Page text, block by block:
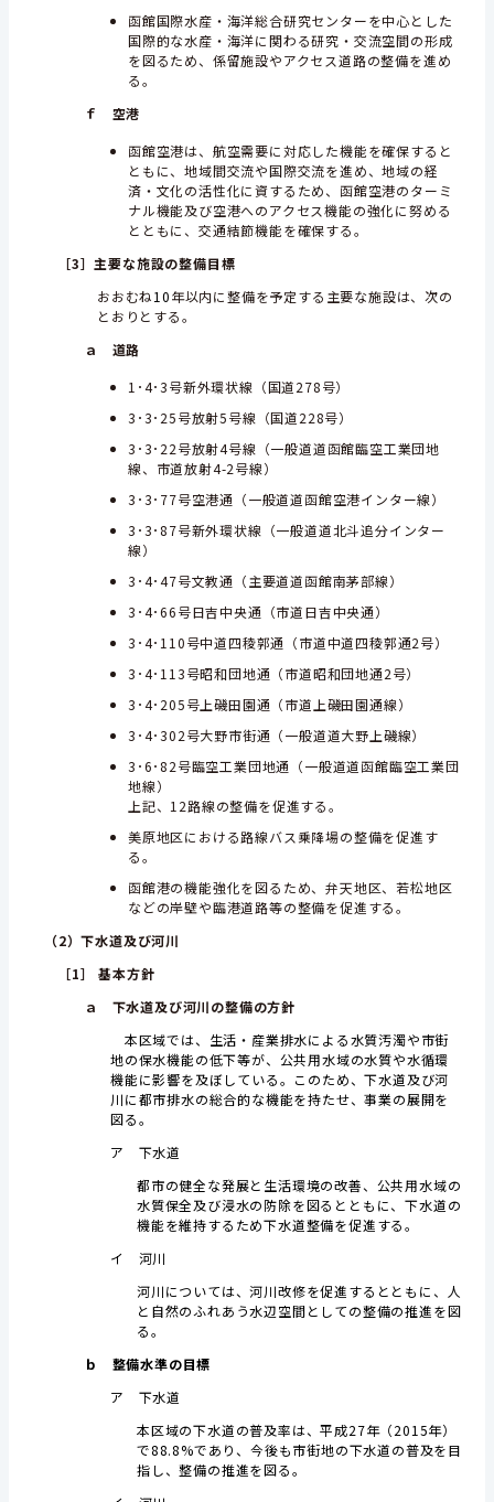
函館国際水産・海洋総合研究センターを中心とした
国際的な水産・海洋に関わる研究・交流空間の形成
を図るため、係留施設やアクセス道路の整備を進め
る。
ｆ 空港
函館空港は、航空需要に対応した機能を確保すると
ともに、地域間交流や国際交流を進め、地域の経
済・文化の活性化に資するため、函館空港のターミ
ナル機能及び空港へのアクセス機能の強化に努める
とともに、交通結節機能を確保する。
［3］ 主要な施設の整備目標
おおむね10年以内に整備を予定する主要な施設は、次の
とおりとする。
ａ 道路
1･4･3号新外環状線（国道278号）
3･3･25号放射5号線（国道228号）
3･3･22号放射4号線（一般道道函館臨空工業団地
線、市道放射4-2号線）
3･3･77号空港通（一般道道函館空港インター線）
3･3･87号新外環状線（一般道道北斗追分インター
線）
3･4･47号文教通（主要道道函館南茅部線）
3･4･66号日吉中央通（市道日吉中央通）
3･4･110号中道四稜郭通（市道中道四稜郭通2号）
3･4･113号昭和団地通（市道昭和団地通2号）
3･4･205号上磯田園通（市道上磯田園通線）
3･4･302号大野市街通（一般道道大野上磯線）
3･6･82号臨空工業団地通（一般道道函館臨空工業団
地線）
上記、12路線の整備を促進する。
美原地区における路線バス乗降場の整備を促進す
る。
函館港の機能強化を図るため、弁天地区、若松地区
などの岸壁や臨港道路等の整備を促進する。
（2）下水道及び河川
［1］
基本方針
ａ 下水道及び河川の整備の方針
本区域では、生活・産業排水による水質汚濁や市街
地の保水機能の低下等が、公共用水域の水質や水循環
機能に影響を及ぼしている。このため、下水道及び河
川に都市排水の総合的な機能を持たせ、事業の展開を
図る。
ア 下水道
都市の健全な発展と生活環境の改善、公共用水域の
水質保全及び浸水の防除を図るとともに、下水道の
機能を維持するため下水道整備を促進する。
イ 河川
河川については、河川改修を促進するとともに、人
と自然のふれあう水辺空間としての整備の推進を図
る。
ｂ 整備水準の目標
ア 下水道
本区域の下水道の普及率は、平成27年（2015年）
で88.8%であり、今後も市街地の下水道の普及を目
指し、整備の推進を図る。